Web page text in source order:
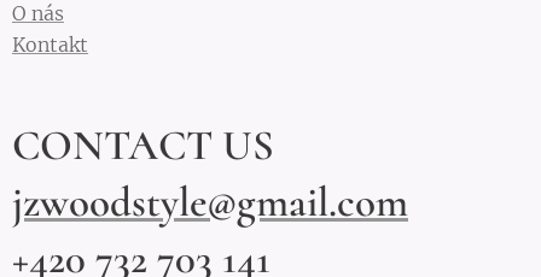
O nás
Kontakt
CONTACT US
jzwoodstyle@gmail.com
+420 732 703 141